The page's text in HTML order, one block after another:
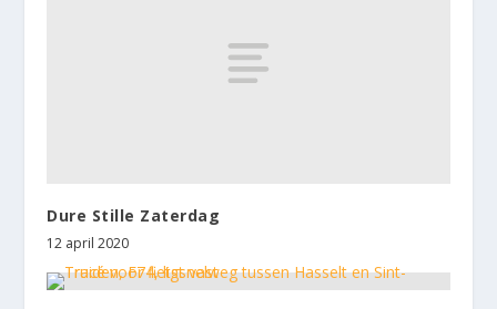
Dure Stille Zaterdag
12 april 2020